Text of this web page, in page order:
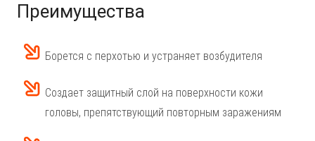
Преимущества
Борется с перхотью и устраняет возбудителя
Создает защитный слой на поверхности кожи
головы, препятствующий повторным заражениям